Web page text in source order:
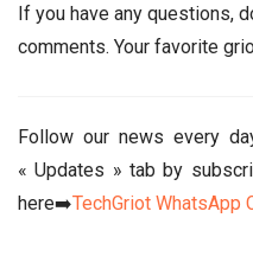
If you have any questions,
comments. Your favorite
Follow our news every
« Updates » tab by
here➡️TechGriot WhatsApp